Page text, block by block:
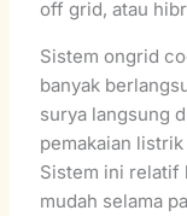
off grid, atau
Sistem ongrid
banyak
surya langsung
pemakaian
Sistem ini relatif
mudah selama